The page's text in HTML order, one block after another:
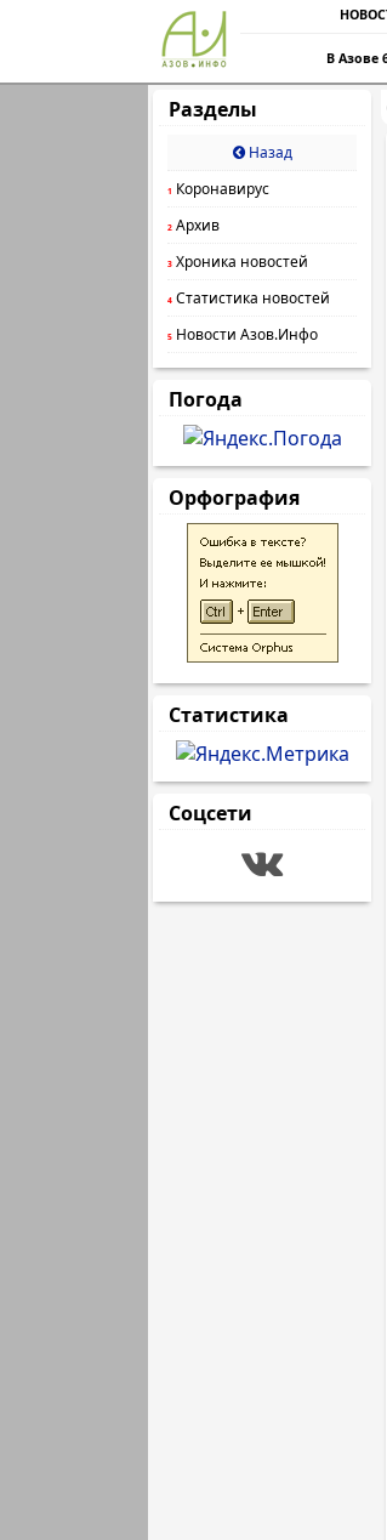
В Азове
Разделы
Назад
1 Коронавирус
2 Архив
3 Хроника новостей
4 Статистика новостей
5 Новости Азов.Инфо
Погода
Орфография
Статистика
Соцсети